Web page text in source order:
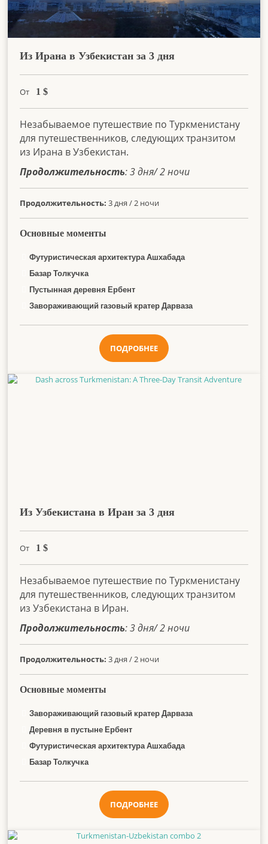
Из Ирана в Узбекистан за 3 дня
От 1 $
Незабываемое путешествие по Туркменистану
для путешественников, следующих транзитом
из Ирана в Узбекистан.
Продолжительность: 3 дня/ 2 ночи
Продолжительность: 3 дня / 2 ночи
Основные моменты
Футуристическая архитектура Ашхабада
Базар Толкучка
Пустынная деревня Ербент
Завораживающий газовый кратер Дарваза
ПОДРОБНЕЕ
Из Узбекистана в Иран за 3 дня
От 1 $
Незабываемое путешествие по Туркменистану
для путешественников, следующих транзитом
из Узбекистана в Иран.
Продолжительность: 3 дня/ 2 ночи
Продолжительность: 3 дня / 2 ночи
Основные моменты
Завораживающий газовый кратер Дарваза
Деревня в пустыне Ербент
Футуристическая архитектура Ашхабада
Базар Толкучка
ПОДРОБНЕЕ